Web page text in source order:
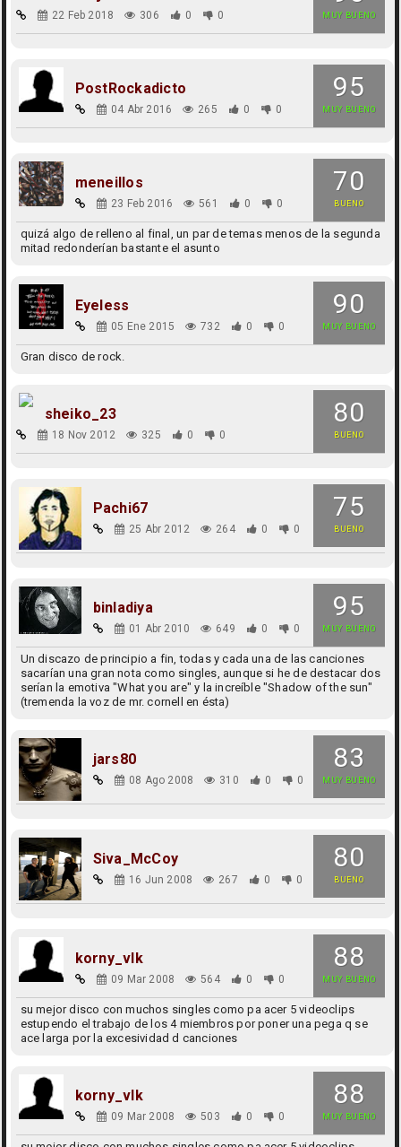
MUY BUENO
22 Feb 2018 306 0 0
95
MUY BUENO
PostRockadicto
04 Abr 2016 265 0 0
70
BUENO
meneillos
23 Feb 2016 561 0 0
quizá algo de relleno al final, un par de temas menos de la segunda
mitad redonderían bastante el asunto
90
MUY BUENO
Eyeless
05 Ene 2015 732 0 0
Gran disco de rock.
80
BUENO
sheiko_23
18 Nov 2012 325 0 0
75
BUENO
Pachi67
25 Abr 2012 264 0 0
95
MUY BUENO
binladiya
01 Abr 2010 649 0 0
Un discazo de principio a fin, todas y cada una de las canciones
sacarían una gran nota como singles, aunque si he de destacar dos
serían la emotiva "What you are" y la increíble "Shadow of the sun"
(tremenda la voz de mr. cornell en ésta)
83
MUY BUENO
jars80
08 Ago 2008 310 0 0
80
BUENO
Siva_McCoy
16 Jun 2008 267 0 0
88
MUY BUENO
korny_vlk
09 Mar 2008 564 0 0
su mejor disco con muchos singles como pa acer 5 videoclips
estupendo el trabajo de los 4 miembros por poner una pega q se
ace larga por la excesividad d canciones
88
MUY BUENO
korny_vlk
09 Mar 2008 503 0 0